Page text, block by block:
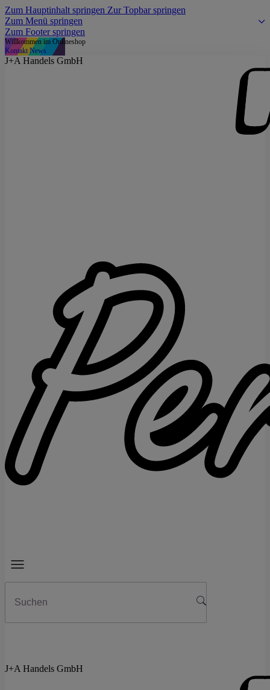
Zum Hauptinhalt springen Zur Topbar springen
Zum Menü springen
Zum Footer springen
Willkommen im Onlineshop
Kontakt News
J+A Handels GmbH
J+A Handels GmbH